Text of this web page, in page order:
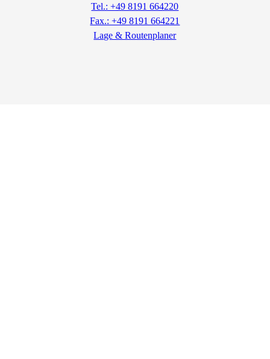
Tel.: +49 8191 664220
Fax.: +49 8191 664221
Lage & Routenplaner